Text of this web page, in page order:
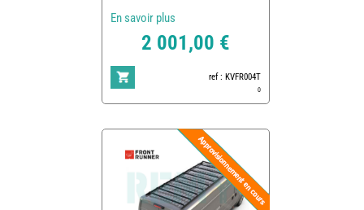
En savoir plus
2 001,00 €
ref : KVFR004T
0